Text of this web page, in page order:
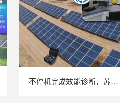
不停机完成效能诊断，苏州 LAILX LX‑PE93 逆变器综合测试仪筑牢光伏电站效能底座